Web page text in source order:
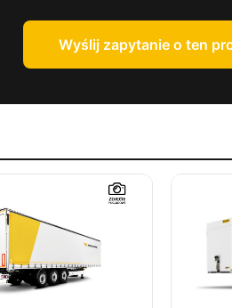
Wyślij zapytanie o ten